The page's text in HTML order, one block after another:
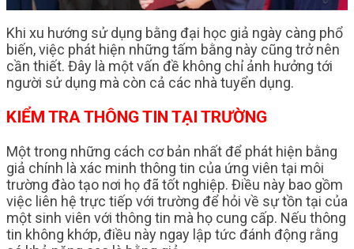
Khi xu hướng sử dụng bằng đại học giả ngày càng phổ
biến, việc phát hiện những tấm bằng này cũng trở nên
cần thiết. Đây là một vấn đề không chỉ ảnh hưởng tới
người sử dụng mà còn cả các nhà tuyển dụng.
KIỂM TRA THÔNG TIN TẠI TRƯỜNG
Một trong những cách cơ bản nhất để phát hiện bằng
giả chính là xác minh thông tin của ứng viên tại môi
trường đào tạo nơi họ đã tốt nghiệp. Điều này bao gồm
việc liên hệ trực tiếp với trường để hỏi về sự tồn tại của
một sinh viên với thông tin mà họ cung cấp. Nếu thông
tin không khớp, điều này ngay lập tức đánh động rằng